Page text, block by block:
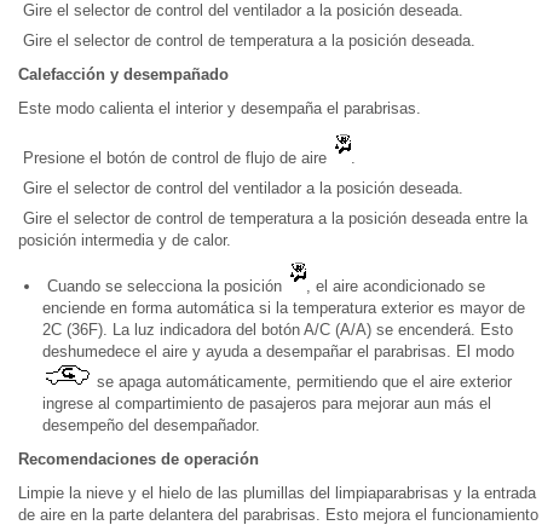
Gire el selector de control del ventilador a la posición deseada.
Gire el selector de control de temperatura a la posición deseada.
Calefacción y desempañado
Este modo calienta el interior y desempaña el parabrisas.
Presione el botón de control de flujo de aire
.
Gire el selector de control del ventilador a la posición deseada.
Gire el selector de control de temperatura a la posición deseada entre la
posición intermedia y de calor.
Cuando se selecciona la posición
, el aire acondicionado se
enciende en forma automática si la temperatura exterior es mayor de
2C (36F). La luz indicadora del botón A/C (A/A) se encenderá. Esto
deshumedece el aire y ayuda a desempañar el parabrisas. El modo
se apaga automáticamente, permitiendo que el aire exterior
ingrese al compartimiento de pasajeros para mejorar aun más el
desempeño del desempañador.
Recomendaciones de operación
Limpie la nieve y el hielo de las plumillas del limpiaparabrisas y la entrada
de aire en la parte delantera del parabrisas. Esto mejora el funcionamiento